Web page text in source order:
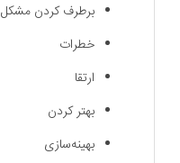
برطرف کردن مشکل
خطرات
ارتقا
بهتر کردن
بهینه‌سازی